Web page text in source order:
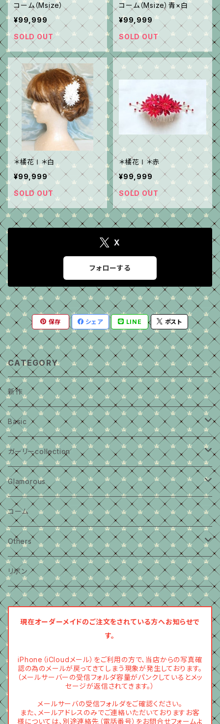
コーム（Msize）
¥99,999
SOLD OUT
コーム（Msize）青×白
¥99,999
SOLD OUT
＊橘花Ⅰ＊白
¥99,999
SOLD OUT
＊橘花Ⅰ＊赤
¥99,999
SOLD OUT
X
フォローする
保存 シェア LINE ポスト
CATEGORY
新作
Basic
大きいサイズ
middleサイズ
小さめサイズ
セット
ガーリーcollection
大きいサイズ
middleサイズ
カチューシャ
Glamorous
大きいサイズ
コーム
Others
2wayブローチ
ピアスイヤリング
リボン
現在オーダーメイドのご注文をされている方へお知らせで
す。
iPhone（iCloudメール）をご利用の方で、当店からの写真確
認の為のメールが戻ってきてしまう現象が発生しております。
（メールサーバーの受信フォルダ容量がパンクしているとメッ
セージが返信されてきます。）
メールサーバの受信フォルダをご確認ください。
また、メールアドレスのみでご連絡いただいておりますお客
様については、別途連絡先（電話番号）をお問合せフォームよ